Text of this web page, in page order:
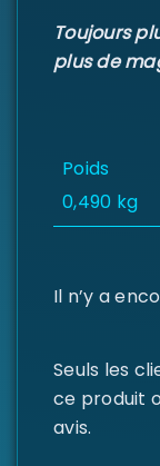
Toujours
plus de
Poids
0,490 kg
Il n’y a
Seuls les
ce produit
avis.